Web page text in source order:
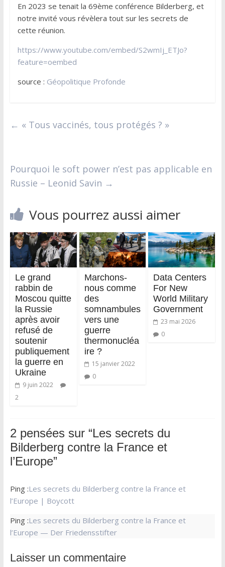
En 2023 se tenait la 69èmе conférence Bilderberg, et
notre invité vous révèlera tout sur les secrets de
cette réunion.
https://www.youtube.com/embed/S2wmIj_ETJo?
feature=oembed
source : Géopolitique Profonde
← « Tous vaccinés, tous protégés ? »
Pourquoi le soft power n’est pas applicable en
Russie – Leonid Savin →
Vous pourrez aussi aimer
Le grand
rabbin de
Moscou quitte
la Russie
après avoir
refusé de
soutenir
publiquement
la guerre en
Ukraine
9 juin 2022
2
Marchons-
nous comme
des
somnambules
vers une
guerre
thermonucléa
ire ?
15 janvier 2022
0
Data Centers
For New
World Military
Government
23 mai 2026
0
2 pensées sur “Les secrets du
Bilderberg contre la France et
l’Europe”
Ping :Les secrets du Bilderberg contre la France et
l’Europe | Boycott
Ping :Les secrets du Bilderberg contre la France et
l’Europe — Der Friedensstifter
Laisser un commentaire